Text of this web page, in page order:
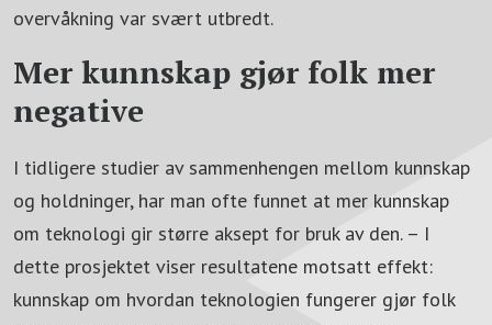
overvåkning var svært utbredt.
Mer kunnskap gjør folk mer
negative
I tidligere studier av sammenhengen mellom kunnskap
og holdninger, har man ofte funnet at mer kunnskap
om teknologi gir større aksept for bruk av den. – I
dette prosjektet viser resultatene motsatt effekt:
kunnskap om hvordan teknologien fungerer gjør folk